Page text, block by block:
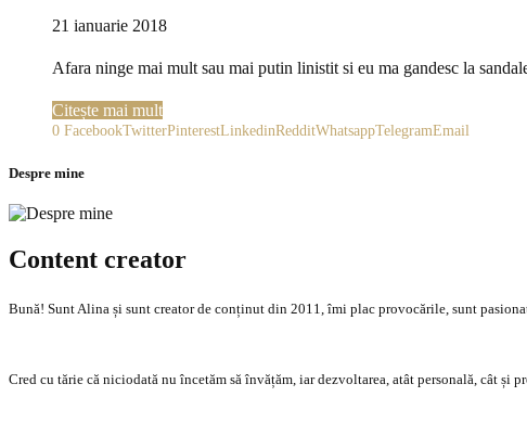
21 ianuarie 2018
Afara ninge mai mult sau mai putin linistit si eu ma gandesc la
Citește mai mult
0 FacebookTwitterPinterestLinkedinRedditWhatsappTelegramEmail
Despre mine
Content creator
Bună! Sunt Alina și sunt creator de conținut din 2011, îmi plac provocările, sunt
Cred cu tărie că niciodată nu încetăm să învățăm, iar dezvoltarea, atât personală, cât și